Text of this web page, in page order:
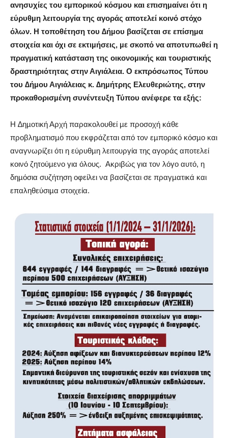
ανησυχίες του εµπορικού κόσµου και επισηµαίνει ότι η
εύρυθµη λειτουργία της αγοράς αποτελεί κοινό στόχο
όλων. Η τοποθέτηση του ∆ήµου βασίζεται σε επίσηµα
στοιχεία και όχι σε εκτιµήσεις, µε σκοπό να αποτυπωθεί η
πραγµατική κατάσταση της οικονοµικής και τουριστικής
δραστηριότητας στην Αιγιάλεια. Ο εκπρόσωπος Τύπου
του ∆ήµου Αιγιάλειας κ. ∆ηµήτρης Ελευθεριώτης, στην
προκαθορισµένη συνέντευξη Τύπου ανέφερε τα εξής:
Η ∆ηµοτική Αρχή παρακολουθεί µε προσοχή κάθε
προβληµατισµό που εκφράζεται από τον εµπορικό κόσµο και
αναγνωρίζει ότι η εύρυθµη λειτουργία της αγοράς αποτελεί
κοινό ζητούµενο για όλους. Ακριβώς για τον λόγο αυτό, η
δηµόσια συζήτηση οφείλει να βασίζεται σε πραγµατικά και
επαληθεύσιµα στοιχεία.